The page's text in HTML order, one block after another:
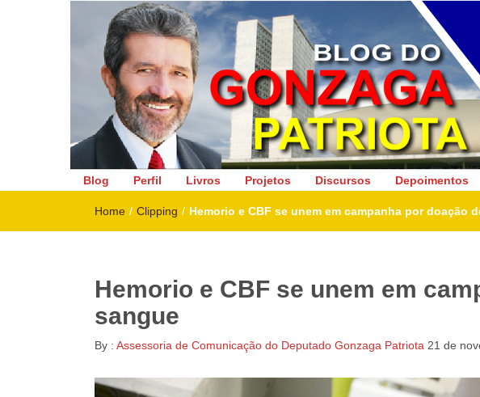
Deputado Federal
Blog Perfil Livros Projetos Discursos Depoimentos
Home / Clipping / Hemorio e CBF se unem em campanha por doação
Hemorio e CBF se unem em
sangue
By : Assessoria de Comunicação do Deputado Gonzaga Patriota 21 de